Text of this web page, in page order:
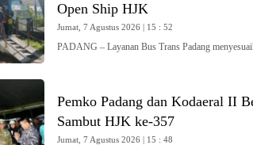
Open Ship HJK
Jumat, 7 Agustus 2026 | 15 : 52
PADANG – Layanan Bus Trans Padang
Pemko Padang dan Kodaeral II
Sambut HJK ke-357
Jumat, 7 Agustus 2026 | 15 : 48